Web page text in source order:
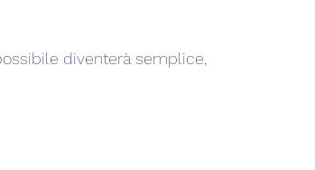
diventerà semplice,